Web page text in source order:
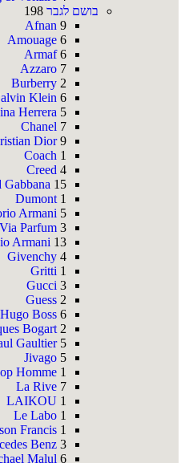
בושם לגבר 198
Afnan 9
Amouage 6
Armaf 6
Azzaro 7
Burberry 2
Klein 6
Herrera 5
Chanel 7
Dior 9
Coach 1
Creed 4
Gabbana 15
Dumont 1
Armani 5
Parfum 3
Armani 13
Givenchy 4
Gritti 1
Gucci 3
Guess 2
Hugo Boss 6
Bogart 2
Gaultier 5
Jivago 5
Homme 1
La Rive 7
LAIKOU 1
Le Labo 1
Francis 1
Benz 3
Malul 6